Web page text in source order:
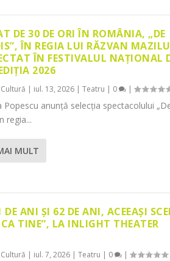
DE 30 DE ORI ÎN ROMÂNIA, „DE
ÎN REGIA LUI RĂZVAN
ÎN FESTIVALUL NAȚIONAL
2026
| iul. 13, 2026| Teatru | 0 |
Popescu anunță selecția spectacolului
regia...
MULT
ANI ȘI 62 DE ANI, ACEEAȘI
TINE”, LA INLIGHT THEATER
| iul. 7, 2026| Teatru | 0 |